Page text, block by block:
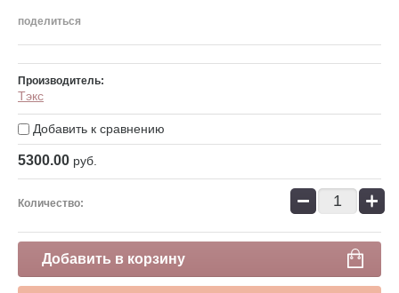
поделиться
Производитель:
Тэкс
Добавить к сравнению
5300.00 руб.
Количество: − +
Добавить в корзину